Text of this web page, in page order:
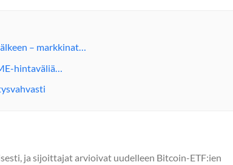
– markkinat…
hintaväliä…
ja sijoittajat arvioivat uudelleen Bitcoin-ETF:ien